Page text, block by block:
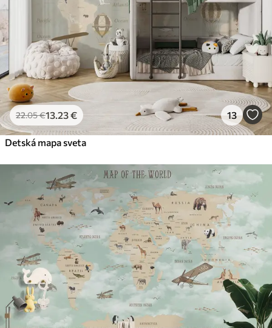
Prémiový vinyl
.0039.00€/m²
Peel and Stick
81.67 49.00€/m²
22.05€13 .23€ 13
Detská mapa sveta